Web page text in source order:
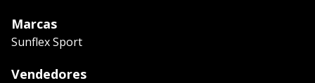
Marcas
Sunflex Sport
Vendedores